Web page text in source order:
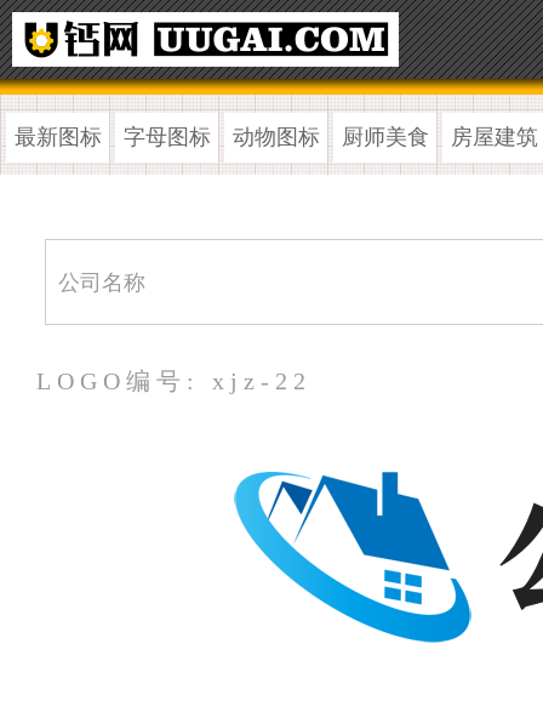
最新图标 字母图标 动物图标 厨师美食 房屋建筑
LOGO编号: xjz-22